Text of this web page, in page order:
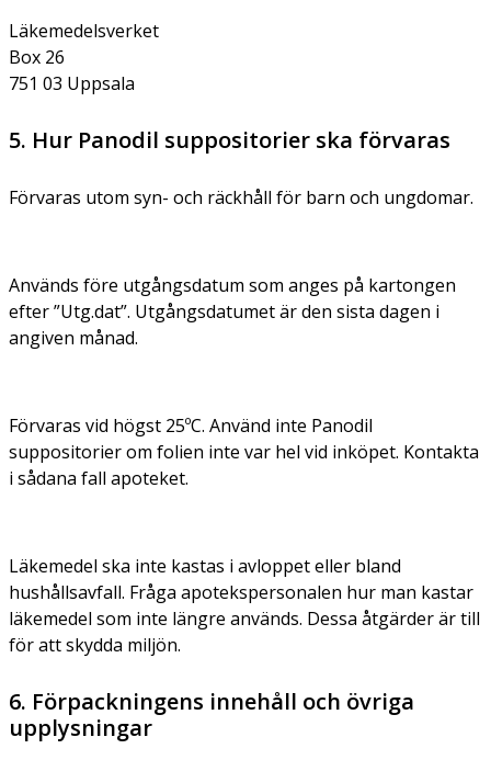
Läkemedelsverket
Box 26
751 03 Uppsala
5. Hur Panodil suppositorier ska förvaras
Förvaras utom syn- och räckhåll för barn och ungdomar.
Används före utgångsdatum som anges på kartongen
efter ”Utg.dat”. Utgångsdatumet är den sista dagen i
angiven månad.
Förvaras vid högst 25ºC. Använd inte Panodil
suppositorier om folien inte var hel vid inköpet. Kontakta
i sådana fall apoteket.
Läkemedel ska inte kastas i avloppet eller bland
hushållsavfall. Fråga apotekspersonalen hur man kastar
läkemedel som inte längre används. Dessa åtgärder är till
för att skydda miljön.
6. Förpackningens innehåll och övriga
upplysningar